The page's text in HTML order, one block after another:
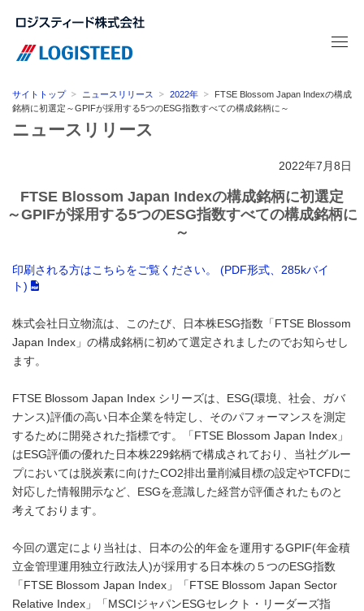
サイトトップ ニュースリリース 2022年
FTSE Blossom Japan Indexの構成
銘柄に初選定～GPIFが採用する5つのESG指数すべての構成銘柄に～
ニュースリリース
2022年7月8日
FTSE Blossom Japan Indexの構成銘柄に初選定
～GPIFが採用する5つのESG指数すべての構成銘柄に
～
印刷される方はこちらをご覧ください。 (PDF形式、285kバイ
ト)
株式会社日立物流は、このたび、日本株ESG指数「FTSE Blossom
Japan Index」の構成銘柄に初めて選定されましたのでお知らせし
ます。
FTSE Blossom Japan Index シリーズは、ESG(環境、社会、ガバ
ナンス)評価の高い日本企業を特定し、そのパフォーマンスを測定
するために開発された指標です。「FTSE Blossom Japan Index」
はESG評価の優れた日本株229銘柄で構成されており、当社グルー
プにおいては脱炭素に向けたCO2排出量削減目標の設定やTCFDに
対応した情報開示など、ESGを意識した経営が評価されたものと
考えております。
今回の選定により当社は、日本の公的年金を運用するGPIF(年金積
立金管理運用独立行政法人)が採用する日本株の５つのESG指数
「FTSE Blossom Japan Index」「FTSE Blossom Japan Sector
Relative Index」「MSCIジャパンESGセレクト・リーダーズ指